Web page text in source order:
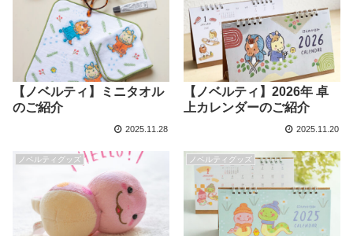
【ノベルティ】ミニタオル
のご紹介
2025.11.28
【ノベルティ】2026年 卓
上カレンダーのご紹介
2025.11.20
ノベルティグッズ ノベルティグッズ